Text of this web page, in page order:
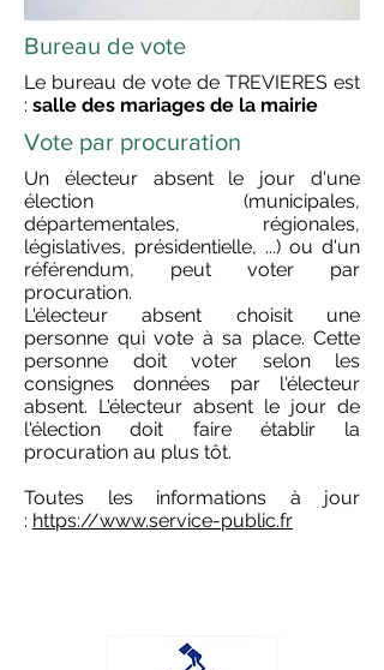
Bureau de vote
Le bureau de vote de TREVIERES est
: salle des mariages de la mairie
Vote par procuration
Un électeur absent le jour d'une
élection (municipales,
départementales, régionales,
législatives, présidentielle, ...) ou d'un
référendum, peut voter par
procuration.
L'électeur absent choisit une
personne qui vote à sa place. Cette
personne doit voter selon les
consignes données par l'électeur
absent. L'électeur absent le jour de
l'élection doit faire établir la
procuration au plus tôt.
Toutes les informations à jour
: https://www.service-public.fr